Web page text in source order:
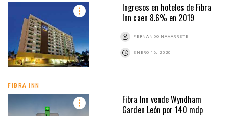
Ingresos en hoteles de Fibra
Inn caen 8.6% en 2019
FERNANDO NAVARRETE
ENERO 16, 2020
FIBRA INN
Fibra Inn vende Wyndham
Garden León por 140 mdp